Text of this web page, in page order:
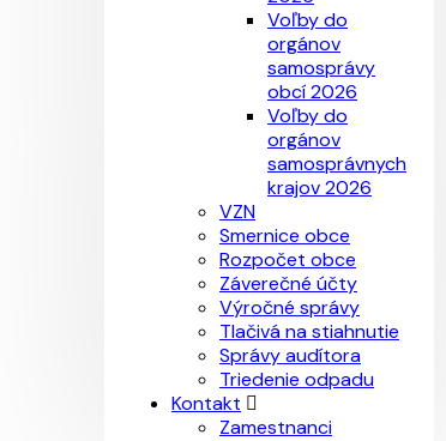
Voľby do
orgánov
samosprávy
obcí 2026
Voľby do
orgánov
samosprávnych
krajov 2026
VZN
Smernice obce
Rozpočet obce
Záverečné účty
Výročné správy
Tlačivá na stiahnutie
Správy audítora
Triedenie odpadu
Kontakt
Zamestnanci